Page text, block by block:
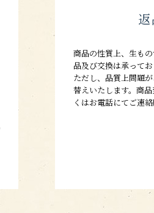
商品の性質上、生も
品及び交換は承ってお
ただし、品質上問題
替えいたします。商
くはお電話にてご連絡